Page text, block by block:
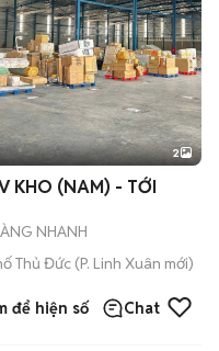
2
KHO (NAM) - TỚI
NHANH
Thủ Đức (P. Linh Xuân mới)
để hiện số Chat